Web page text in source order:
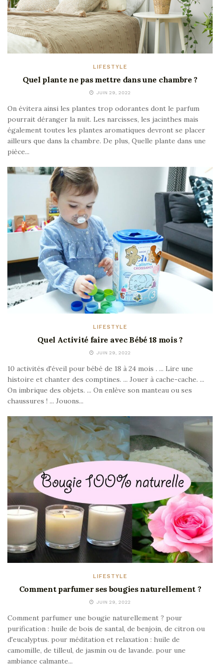
LIFESTYLE
Quel plante ne pas mettre dans une chambre ?
JUIN 29, 2022
On évitera ainsi les plantes trop odorantes dont le parfum
pourrait déranger la nuit. Les narcisses, les jacinthes mais
également toutes les plantes aromatiques devront se placer
ailleurs que dans la chambre. De plus, Quelle plante dans une
pièce...
LIFESTYLE
Quel Activité faire avec Bébé 18 mois ?
JUIN 29, 2022
10 activités d'éveil pour bébé de 18 à 24 mois . ... Lire une
histoire et chanter des comptines. ... Jouer à cache-cache. ...
On imbrique des objets. ... On enlève son manteau ou ses
chaussures ! ... Jouons...
LIFESTYLE
Comment parfumer ses bougies naturellement ?
JUIN 29, 2022
Comment parfumer une bougie naturellement ? pour
purification : huile de bois de santal, de benjoin, de citron ou
d'eucalyptus. pour méditation et relaxation : huile de
camomille, de tilleul, de jasmin ou de lavande. pour une
ambiance calmante...